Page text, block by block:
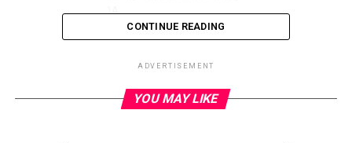
UP NEXT
CONTINUE READING
ADVERTISEMENT
YOU MAY LIKE